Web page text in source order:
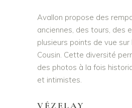
Avallon propose des
anciennes, des tours, des
plusieurs points de vue sur
Cousin. Cette diversité
des photos à la fois
et intimistes.
VÉZELAY